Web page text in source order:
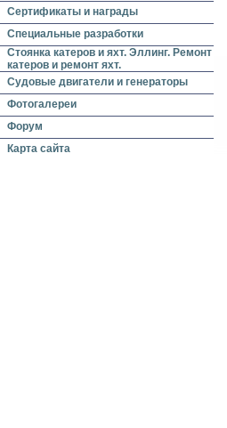
Сертификаты и награды
Специальные разработки
Стоянка катеров и яхт. Эллинг. Ремонт
катеров и ремонт яхт.
Судовые двигатели и генераторы
Фотогалереи
Форум
Карта сайта